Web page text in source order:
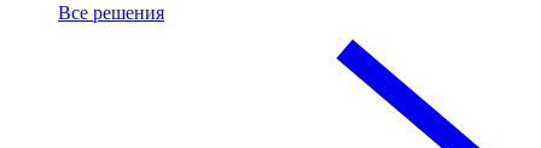
Все решения